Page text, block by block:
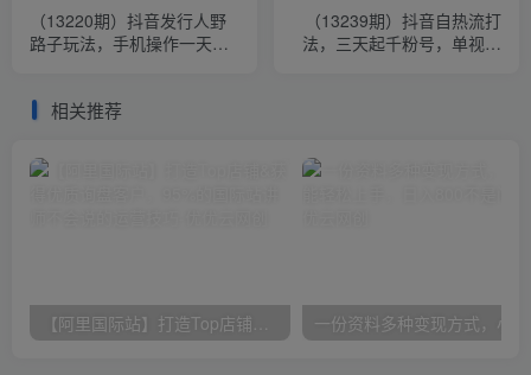
（13220期）抖音发行人野
路子玩法，手机操作一天
（13239期）抖音自热流打
法，三天起千粉号，单视频
相关推荐
【阿里国际站】打造Top店铺&获得优质询盘客户，​95%的国际站讲师不会说的运营技巧